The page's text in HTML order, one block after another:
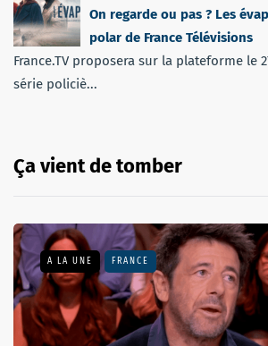
On regarde ou pas ? Les
polar de France Télévisions
France.TV proposera sur la plateforme le
série policiè...
Ça vient de tomber
A LA UNE FRANCE